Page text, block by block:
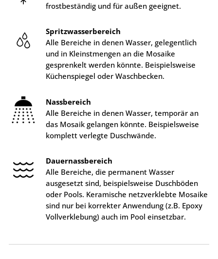
frostbeständig und für außen geeignet.
Spritzwasserbereich
Alle Bereiche in denen Wasser, gelegentlich
und in Kleinstmengen an die Mosaike
gesprenkelt werden könnte. Beispielsweise
Küchenspiegel oder Waschbecken.
Nassbereich
Alle Bereiche in denen Wasser, temporär an
das Mosaik gelangen könnte. Beispielsweise
komplett verlegte Duschwände.
Dauernassbereich
Alle Bereiche, die permanent Wasser
ausgesetzt sind, beispielsweise Duschböden
oder Pools. Keramische netzverklebte Mosaike
sind nur bei korrekter Anwendung (z.B. Epoxy
Vollverklebung) auch im Pool einsetzbar.